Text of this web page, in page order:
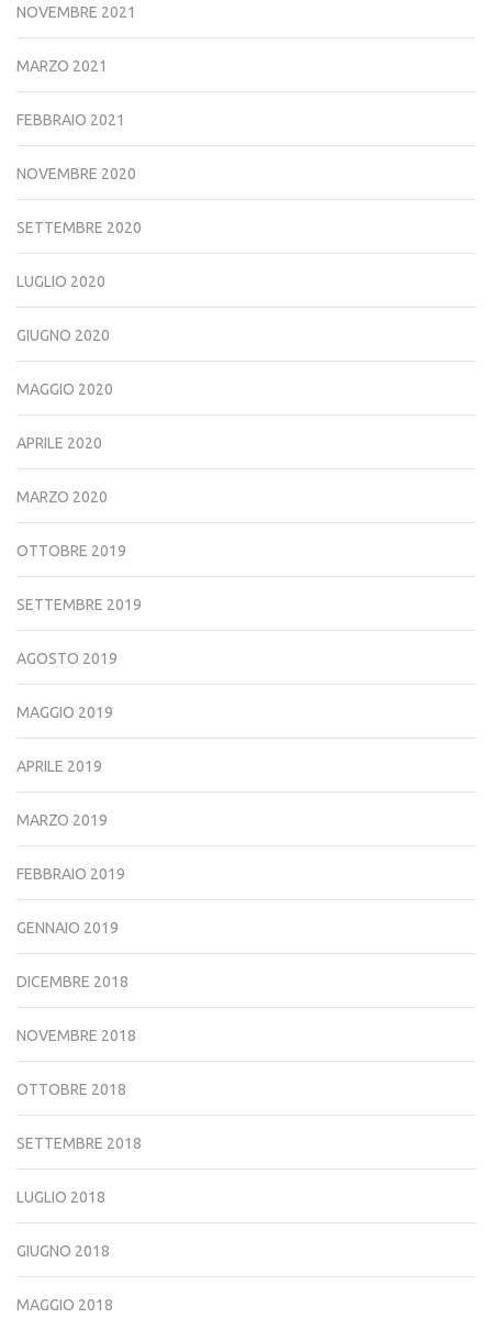
NOVEMBRE 2021
MARZO 2021
FEBBRAIO 2021
NOVEMBRE 2020
SETTEMBRE 2020
LUGLIO 2020
GIUGNO 2020
MAGGIO 2020
APRILE 2020
MARZO 2020
OTTOBRE 2019
SETTEMBRE 2019
AGOSTO 2019
MAGGIO 2019
APRILE 2019
MARZO 2019
FEBBRAIO 2019
GENNAIO 2019
DICEMBRE 2018
NOVEMBRE 2018
OTTOBRE 2018
SETTEMBRE 2018
LUGLIO 2018
GIUGNO 2018
MAGGIO 2018